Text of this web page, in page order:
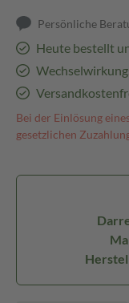
Persönliche
Heute bestellt
Bei der Einlösung
gesetzlichen